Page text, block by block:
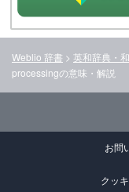
Weblio 辞書 > 英和辞典・
processingの意味・解説
お問
クッ